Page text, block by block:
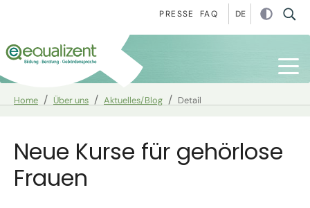
PRESSE FAQ DE
You are here:
Home Über uns Aktuelles/Blog Detail
Neue Kurse für gehörlose
Frauen